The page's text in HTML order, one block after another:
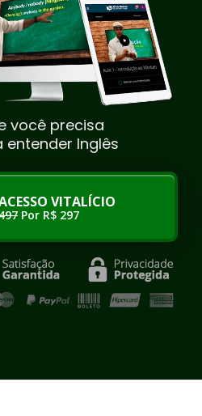
você precisa
entender Inglês
VITALÍCIO
Por R$ 297